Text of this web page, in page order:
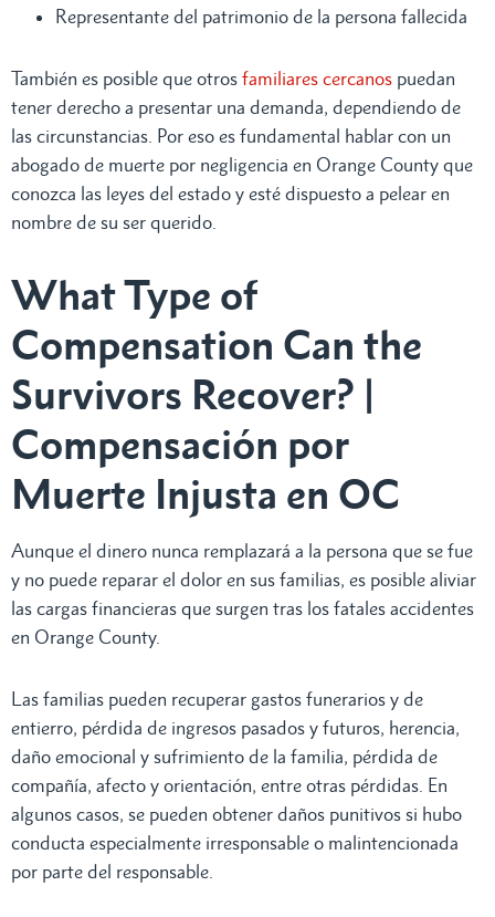
Representante del patrimonio de la persona fallecida
También es posible que otros familiares cercanos puedan
tener derecho a presentar una demanda, dependiendo de
las circunstancias. Por eso es fundamental hablar con un
abogado de muerte por negligencia en Orange County que
conozca las leyes del estado y esté dispuesto a pelear en
nombre de su ser querido.
What Type of
Compensation Can the
Survivors Recover? |
Compensación por
Muerte Injusta en OC
Aunque el dinero nunca remplazará a la persona que se fue
y no puede reparar el dolor en sus familias, es posible aliviar
las cargas financieras que surgen tras los fatales accidentes
en Orange County.
Las familias pueden recuperar gastos funerarios y de
entierro, pérdida de ingresos pasados y futuros, herencia,
daño emocional y sufrimiento de la familia, pérdida de
compañía, afecto y orientación, entre otras pérdidas. En
algunos casos, se pueden obtener daños punitivos si hubo
conducta especialmente irresponsable o malintencionada
por parte del responsable.